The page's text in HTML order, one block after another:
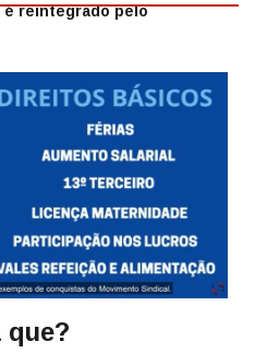
é reintegrado pelo